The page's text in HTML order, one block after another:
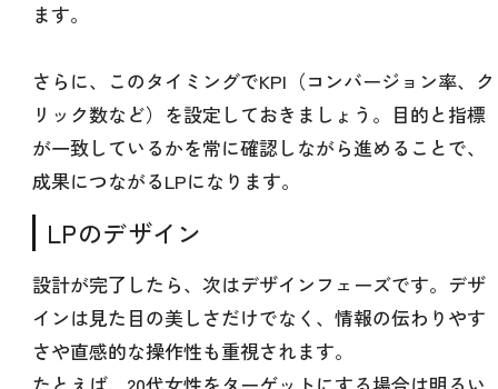
ます。
さらに、このタイミングでKPI（コンバージョン率、ク
リック数など）を設定しておきましょう。目的と指標
が一致しているかを常に確認しながら進めることで、
成果につながるLPになります。
LPのデザイン
設計が完了したら、次はデザインフェーズです。デザ
インは見た目の美しさだけでなく、情報の伝わりやす
さや直感的な操作性も重視されます。
たとえば、20代女性をターゲットにする場合は明るい